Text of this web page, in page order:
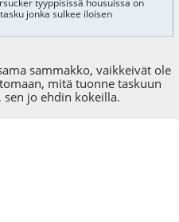
tyyppisissä housuissa on
jonka sulkee iloisen
sammakko, vaikkeivät ole
mitä tuonne taskuun
sen jo ehdin kokeilla.